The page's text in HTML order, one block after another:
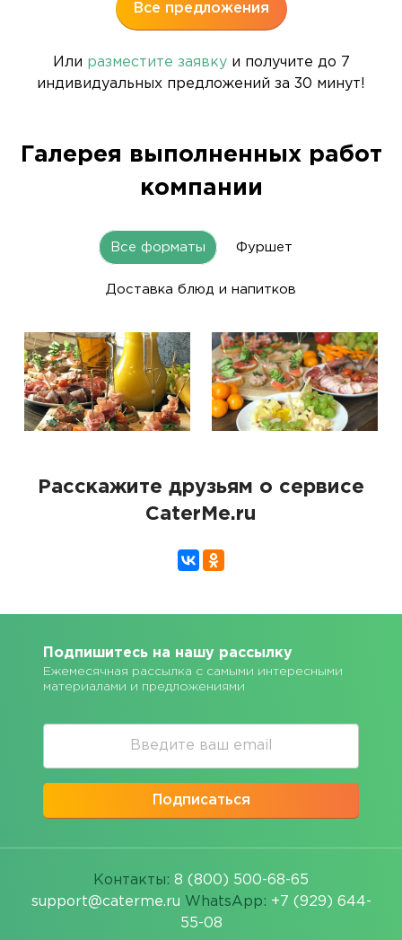
Все предложения
Или разместите заявкуи получите до 7
индивидуальных предложений за 30 минут!
Галерея выполненных работ
компании
Все форматы Фуршет
Доставка блюд и напитков
Расскажите друзьям о сервисе
CaterMe.ru
Подпишитесь на нашу рассылку
Ежемесячная рассылка с самыми интересными
материалами и предложениями
Подписаться
Контакты: 8 (800) 500-68-65
support@caterme.ru WhatsApp: +7 (929) 644-
55-08